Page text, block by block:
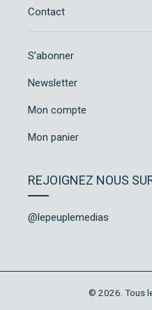
Contact
S’abonner
Newsletter
Mon compte
Mon panier
REJOIGNEZ NOUS
@lepeuplemedias
© 2026. Tous